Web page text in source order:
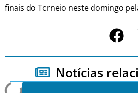
finais do Torneio neste domingo
Notícias